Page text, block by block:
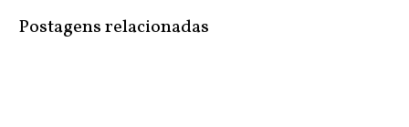
Postagens relacionadas